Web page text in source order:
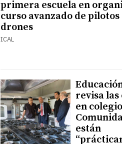
primera escuela en
curso avanzado de pilotos
drones
ICAL
revisa las
en
están